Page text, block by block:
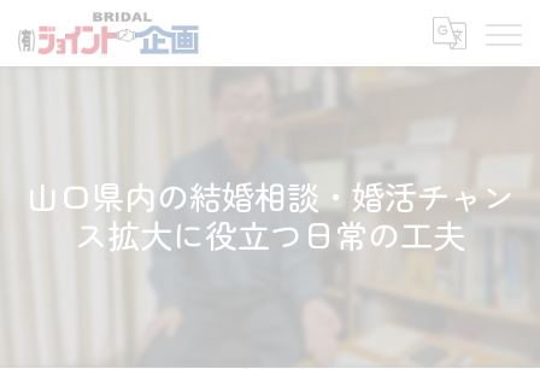
山口県内の結婚相談・婚活チャン
ス拡大に役立つ日常の工夫